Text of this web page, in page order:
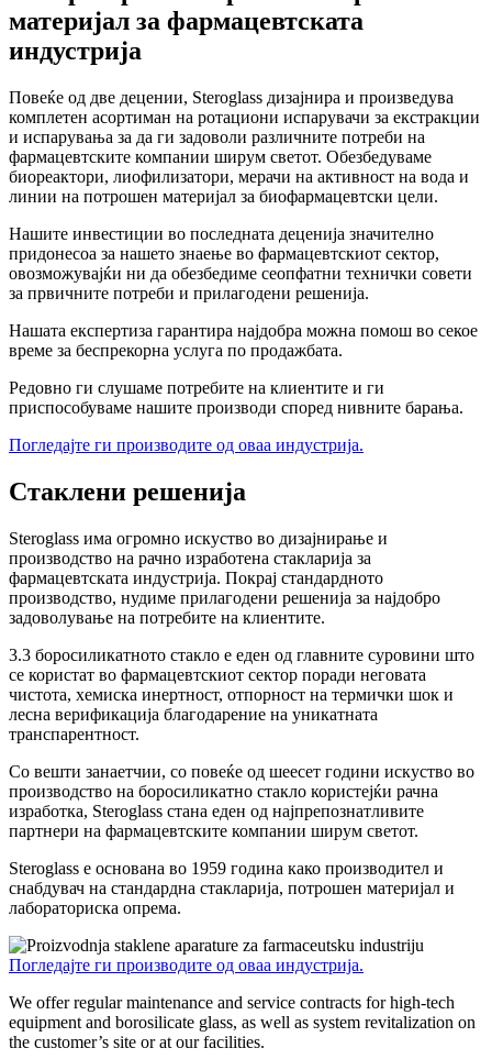
материјал за фармацевтската
индустрија
Повеќе од две децении, Steroglass дизајнира и произведува
комплетен асортиман на ротациони испарувачи за екстракции
и испарувања за да ги задоволи различните потреби на
фармацевтските компании ширум светот. Обезбедуваме
биореактори, лиофилизатори, мерачи на активност на вода и
линии на потрошен материјал за биофармацевтски цели.
Нашите инвестиции во последната деценија значително
придонесоа за нашето знаење во фармацевтскиот сектор,
овозможувајќи ни да обезбедиме сеопфатни технички совети
за првичните потреби и прилагодени решенија.
Нашата експертиза гарантира најдобра можна помош во секое
време за беспрекорна услуга по продажбата.
Редовно ги слушаме потребите на клиентите и ги
приспособуваме нашите производи според нивните барања.
Погледајте ги производите од оваа индустрија.
Стаклени решенија
Steroglass има огромно искуство во дизајнирање и
производство на рачно изработена стакларија за
фармацевтската индустрија. Покрај стандардното
производство, нудиме прилагодени решенија за најдобро
задоволување на потребите на клиентите.
3.3 боросиликатното стакло е еден од главните суровини што
се користат во фармацевтскиот сектор поради неговата
чистота, хемиска инертност, отпорност на термички шок и
лесна верификација благодарение на уникатната
транспарентност.
Со вешти занаетчии, со повеќе од шеесет години искуство во
производство на боросиликатно стакло користејќи рачна
изработка, Steroglass стана еден од најпрепознатливите
партнери на фармацевтските компании ширум светот.
Steroglass е основана во 1959 година како производител и
снабдувач на стандардна стакларија, потрошен материјал и
лабораториска опрема.
Погледајте ги производите од оваа индустрија.
We offer regular maintenance and service contracts for high-tech
equipment and borosilicate glass, as well as system revitalization on
the customer’s site or at our facilities.